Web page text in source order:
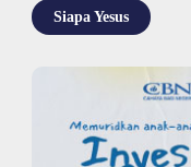
Siapa Yesus